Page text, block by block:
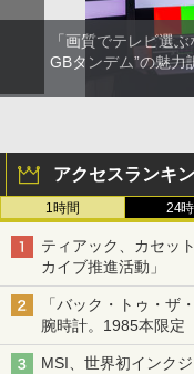
「画質でテレビ選
GBタンデム”の魅力
アクセスランキ
1時間 24
ティアック、カセッ
カイブ推進活動」
「バック・トゥ・ザ
腕時計。1985本限定
MSI、世界初インク